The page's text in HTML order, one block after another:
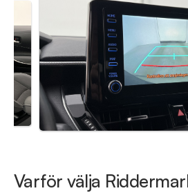
Varför välja
Måndag - Söndag 08:00 - 24:00
Besökstider i butik:
Måndag - Fredag 09:00 - 19:00
Lördag 10:00 - 18:00
Söndag 10:00 - 16:00